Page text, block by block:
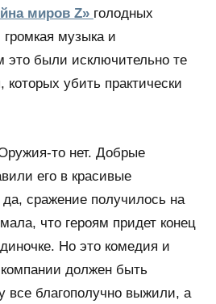
миров Z» голодных
музыка и
это были исключительно те
убить практически
то нет. Добрые
его в красивые
сражение получилось на
что героям придет конец
Но это комедия и
должен быть
все благополучно выжили, а